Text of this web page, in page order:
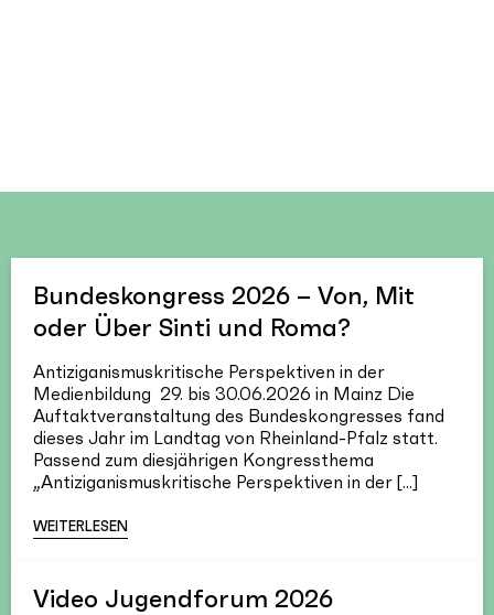
Bundeskongress 2026 – Von, Mit
oder Über Sinti und Roma?
Antiziganismuskritische Perspektiven in der
Medienbildung 29. bis 30.06.2026 in Mainz Die
Auftaktveranstaltung des Bundeskongresses fand
dieses Jahr im Landtag von Rheinland-Pfalz statt.
Passend zum diesjährigen Kongressthema
„Antiziganismuskritische Perspektiven in der [...]
WEITERLESEN
Video Jugendforum 2026